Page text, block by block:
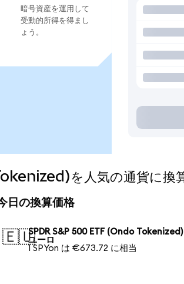
暗号資産を運用して
受動的所得を得まし
ょう。
を人気の通貨に換
日の換算価格
🇪🇺SPDR S&P 500 ETF (Ondo Tokenized)
ユーロ
1 SPYon は €673.72 に相当